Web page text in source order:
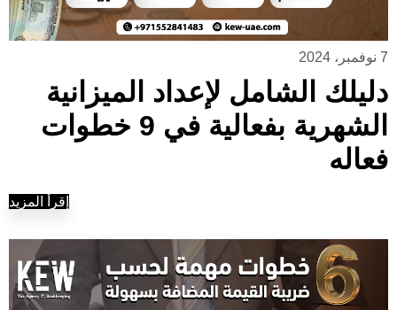
7 نوفمبر، 2024
دليلك الشامل لإعداد الميزانية
الشهرية بفعالية في 9 خطوات
فعاله
إقرأ المزيد